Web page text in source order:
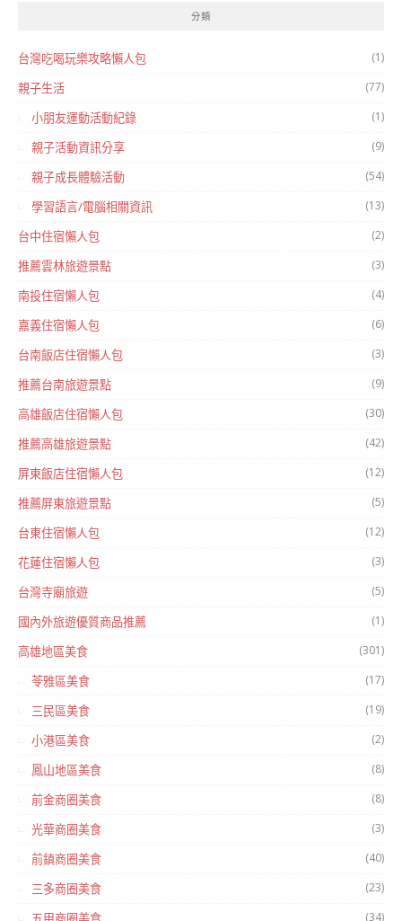
分類
台灣吃喝玩樂攻略懶人包 (1)
親子生活 (77)
小朋友運動活動紀錄 (1)
親子活動資訊分享 (9)
親子成長體驗活動 (54)
學習語言/電腦相關資訊 (13)
台中住宿懶人包 (2)
推薦雲林旅遊景點 (3)
南投住宿懶人包 (4)
嘉義住宿懶人包 (6)
台南飯店住宿懶人包 (3)
推薦台南旅遊景點 (9)
高雄飯店住宿懶人包 (30)
推薦高雄旅遊景點 (42)
屏東飯店住宿懶人包 (12)
推薦屏東旅遊景點 (5)
台東住宿懶人包 (12)
花蓮住宿懶人包 (3)
台灣寺廟旅遊 (5)
國內外旅遊優質商品推薦 (1)
高雄地區美食 (301)
苓雅區美食 (17)
三民區美食 (19)
小港區美食 (2)
鳳山地區美食 (8)
前金商圈美食 (8)
光華商圈美食 (3)
前鎮商圈美食 (40)
三多商圈美食 (23)
(34)